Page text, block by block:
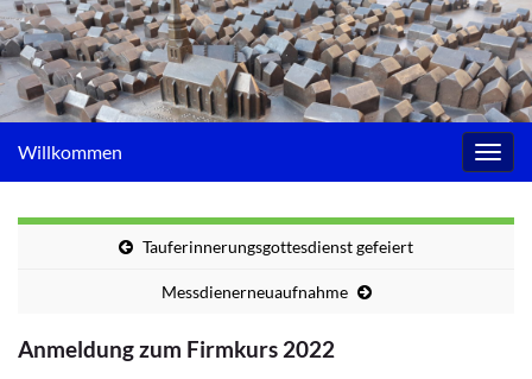
Willkommen
Tauferinnerungsgottesdienst gefeiert
Messdienerneuaufnahme
Anmeldung zum Firmkurs 2022